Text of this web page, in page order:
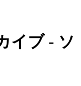
イブ - ソ